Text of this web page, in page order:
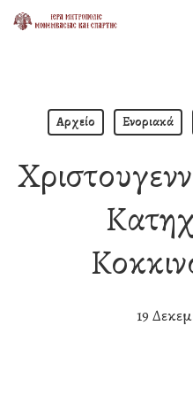
Skip
Αρχείο Ενοριακά
19